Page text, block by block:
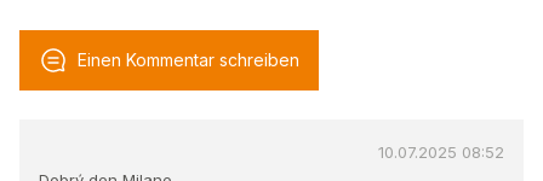
Einen Kommentar schreiben
10.07.2025 08:52